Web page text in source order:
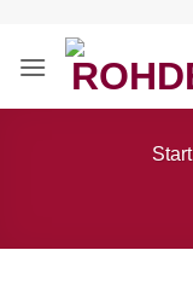
springen
Start